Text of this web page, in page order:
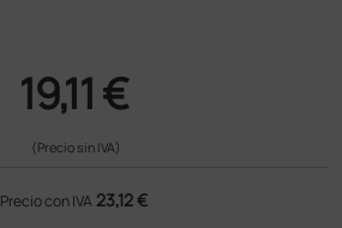
19,11 €
(Precio sin IVA)
Precio con IVA 23,12 €